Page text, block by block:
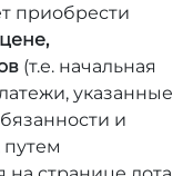
приобрести
(т.е. начальная
указанные
и
путем